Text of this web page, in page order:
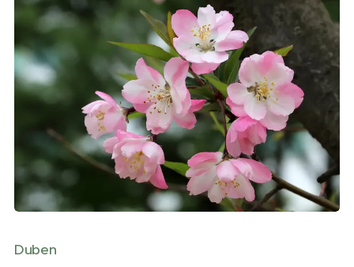
Duben